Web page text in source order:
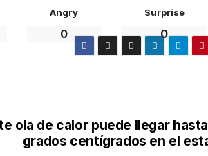
Angry
0
Surprise
0
ola de calor puede llegar
grados centígrados en el